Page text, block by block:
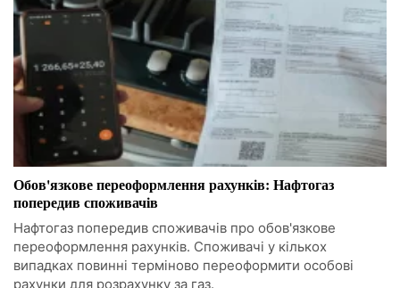
Обов'язкове переоформлення рахунків: Нафтогаз
попередив споживачів
Нафтогаз попередив споживачів про обов'язкове
переоформлення рахунків. Споживачі у кількох
випадках повинні терміново переоформити особові
рахунки для розрахунку за газ.